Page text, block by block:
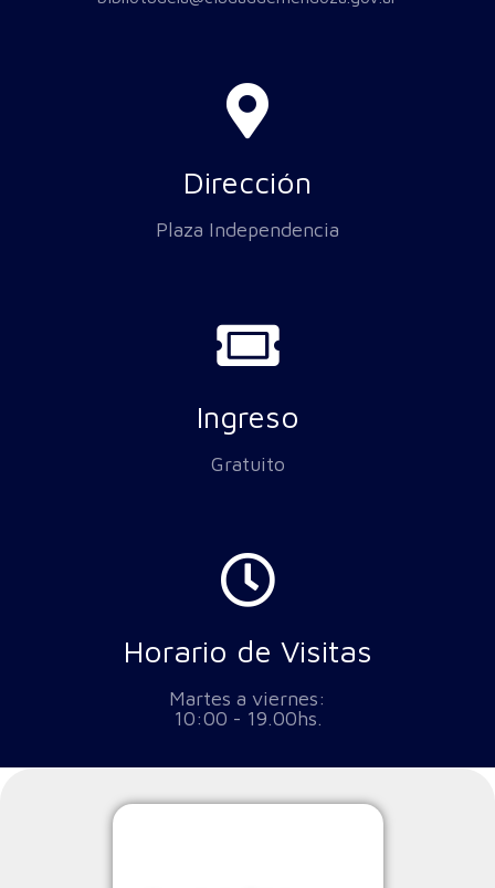
Dirección
Plaza Independencia
Ingreso
Gratuito
Horario de Visitas
Martes a viernes:
10:00 - 19.00hs.